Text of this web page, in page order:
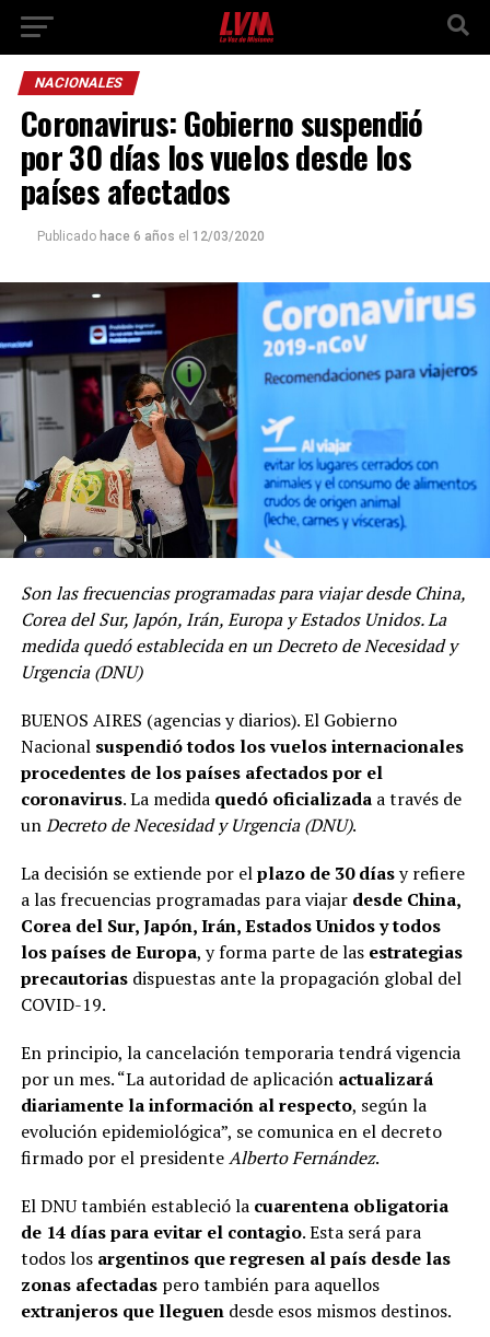
NACIONALES
Coronavirus: Gobierno suspendió
por 30 días los vuelos desde los
países afectados
Publicado hace 6 años el 12/03/2020
Son las frecuencias programadas para viajar desde China,
Corea del Sur, Japón, Irán, Europa y Estados Unidos. La
medida quedó establecida en un Decreto de Necesidad y
Urgencia (DNU)
BUENOS AIRES (agencias y diarios). El Gobierno
Nacional suspendió todos los vuelos internacionales
procedentes de los países afectados por el
coronavirus. La medida quedó oficializadaa través de
unDecreto de Necesidad y Urgencia (DNU).
La decisión se extiende por elplazo de 30 díasy refiere
a las frecuencias programadas para viajar desde China,
Corea del Sur, Japón, Irán, Estados Unidos y todos
los países de Europa, y forma parte de las estrategias
precautoriasdispuestas ante la propagación global del
COVID-19.
En principio, la cancelación temporaria tendrá vigencia
por un mes. “La autoridad de aplicación actualizará
diariamente la información al respecto, según la
evolución epidemiológica”, se comunica en el decreto
firmado por el presidenteAlberto Fernández.
El DNU también estableció la cuarentena obligatoria
de 14 días para evitar el contagio. Esta será para
todos los argentinos que regresen al país desde las
zonas afectadaspero también para aquellos
extranjeros que lleguen desde esos mismos destinos.